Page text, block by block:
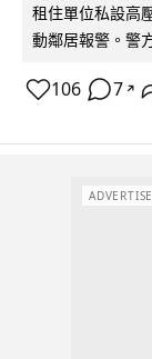
租住單位私設高
動鄰居報警。警
106 7 ↗